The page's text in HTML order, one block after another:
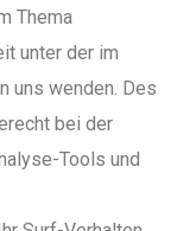
Thema
unter der im
uns wenden. Des
bei der
Tools und